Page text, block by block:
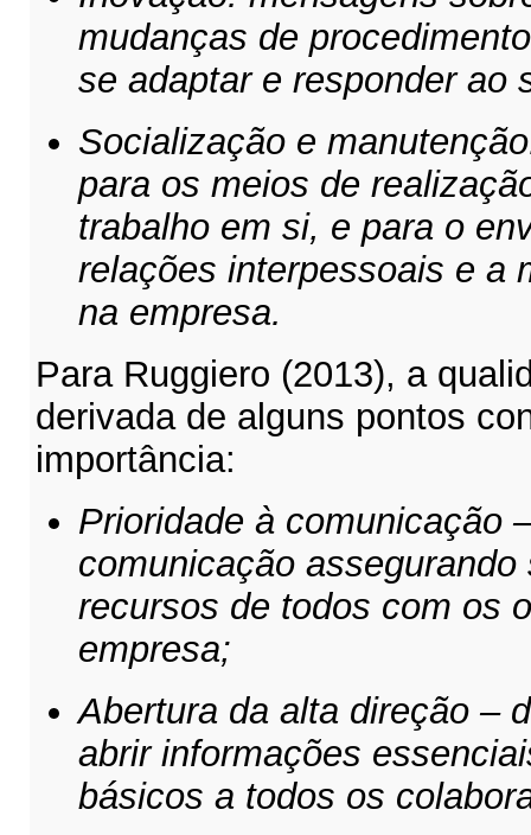
mudanças de
se adaptar e responder ao
Socialização e
para os meios de
trabalho em si, e para o
relações interpessoais e a
na empresa.
Para Ruggiero (2013), a
derivada de alguns pontos
importância:
Prioridade à comunicação
comunicação
recursos de todos com os
empresa;
Abertura da alta direção –
abrir informações
básicos a todos os